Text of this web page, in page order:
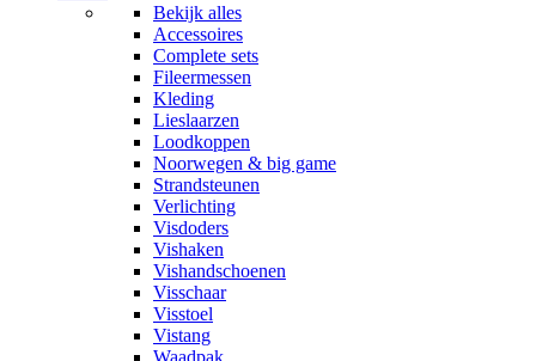
Bekijk alles
Accessoires
Complete sets
Fileermessen
Kleding
Lieslaarzen
Loodkoppen
Noorwegen & big game
Strandsteunen
Verlichting
Visdoders
Vishaken
Vishandschoenen
Visschaar
Visstoel
Vistang
Waadpak